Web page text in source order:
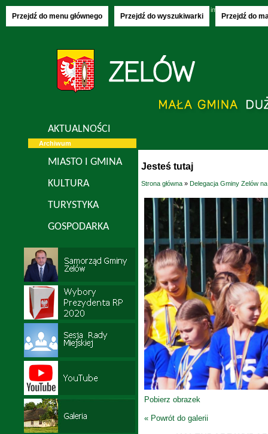
Przejdź do menu głównego Przejdź do wyszukiwarki Przejdź do
imieniny:
AKTUALNOŚCI
Archiwum
MIASTO I GMINA
KULTURA
TURYSTYKA
GOSPODARKA
Jesteś tutaj
Strona główna » Delegacja Gminy Zelów
Pobierz obrazek
« Powrót do galerii